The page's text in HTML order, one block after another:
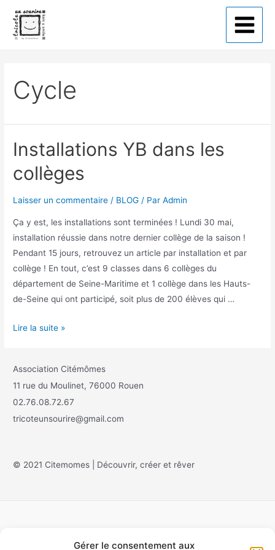
Gérer le consentement aux
Cycle
Installations YB dans les
collèges
Laisser un commentaire / BLOG / ParAdmin
Ça y est, les installations sont terminées ! Lundi 30 mai,
installation réussie dans notre dernier collège de la saison !
Pendant 15 jours, retrouvez un article par installation et par
collège ! En tout, c’est 9 classes dans 6 collèges du
département de Seine-Maritime et 1 collège dans les Hauts-
de-Seine qui ont participé, soit plus de 200 élèves qui …
Lire la suite »
Association Citémômes
11 rue du Moulinet, 76000 Rouen
02.76.08.72.67
tricoteunsourire@gmail.com
© 2021 Citemomes | Découvrir, créer et rêver